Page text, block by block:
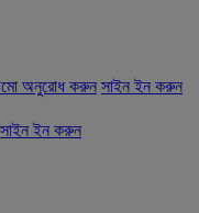
অনুরোধ করুন সাইন ইন করুন
সাইন ইন করুন